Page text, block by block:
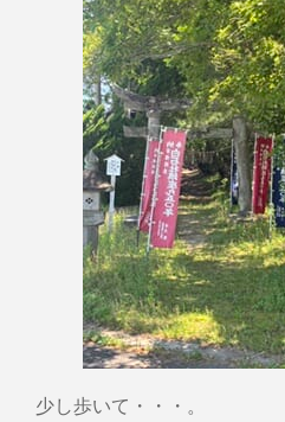
少し歩いて・・・。